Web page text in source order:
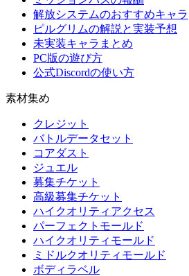
解放システムのおすすめキャラ
ピルグリムの解説と実装予想
未実装キャラまとめ
PC版の遊び方
公式Discordの使い方
素材集め
クレジット
バトルデータセット
コアダスト
ジュエル
募集チケット
高級募集チケット
ハイクオリティアクセス
パーフェクトモールド
ハイクオリティモールド
ミドルクオリティモールド
ボディラベル